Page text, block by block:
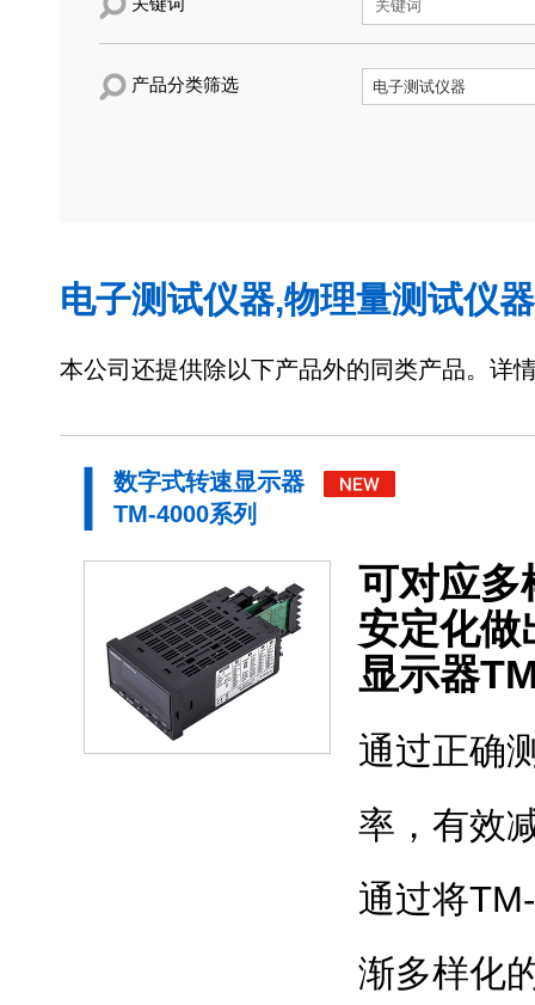
产品分类筛选
电子测试仪器,物理量测试仪
本公司还提供除以下产品外的同类产品。详
数字式转速显示器
TM-4000系列
可对应多
安定化做
显示器
通过正确
率，有效
通过将
渐多样化